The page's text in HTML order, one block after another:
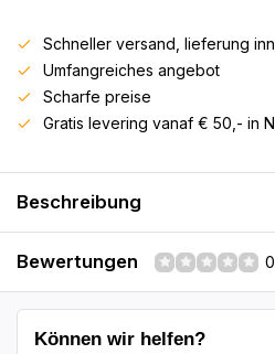
Schneller versand, lieferung
Umfangreiches angebot
Scharfe preise
Gratis levering vanaf € 50,- in
Beschreibung
Bewertungen
Können wir helfen?